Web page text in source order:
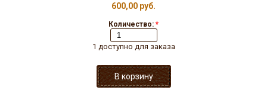
600,00 руб.
Количество: *
1 доступно для заказа